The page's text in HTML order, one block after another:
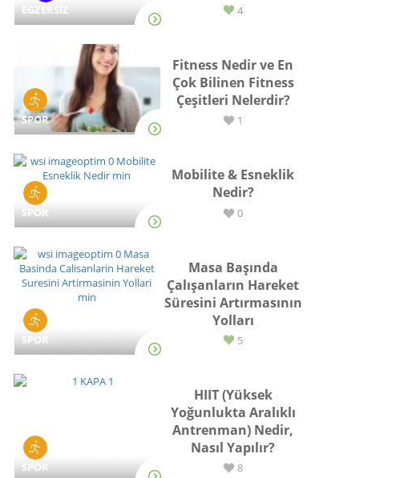
EGZERSİZ 4
SPOR
Fitness Nedir ve En
Çok Bilinen Fitness
Çeşitleri Nelerdir?
1
SPOR
Mobilite & Esneklik
Nedir?
0
SPOR
Masa Başında
Çalışanların Hareket
Süresini Artırmasının
Yolları
5
SPOR
HIIT (Yüksek
Yoğunlukta Aralıklı
Antrenman) Nedir,
Nasıl Yapılır?
8